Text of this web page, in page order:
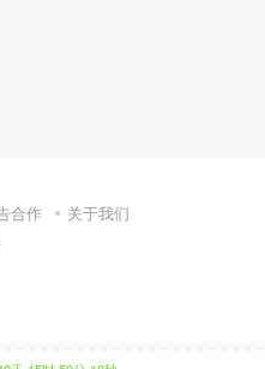
合作 关于我们